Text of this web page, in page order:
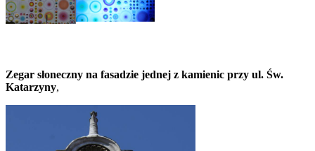
Zegar słoneczny na fasadzie jednej z kamienic przy ul. Św.
Katarzyny,